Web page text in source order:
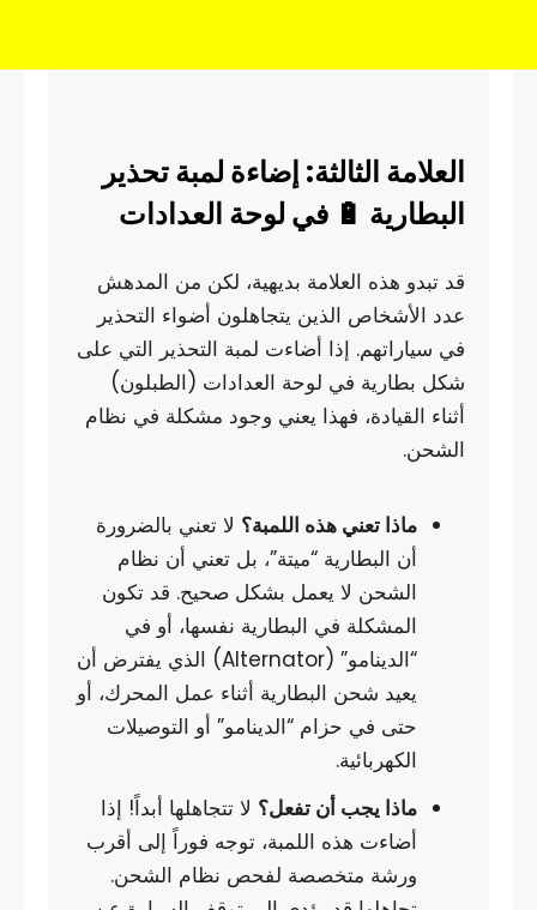
العلامة الثالثة: إضاءة لمبة تحذير
البطارية 🔋 في لوحة العدادات
قد تبدو هذه العلامة بديهية، لكن من المدهش
عدد الأشخاص الذين يتجاهلون أضواء التحذير
في سياراتهم. إذا أضاءت لمبة التحذير التي على
شكل بطارية في لوحة العدادات (الطبلون)
أثناء القيادة، فهذا يعني وجود مشكلة في نظام
الشحن.
ماذا تعني هذه اللمبة؟ لا تعني بالضرورة
أن البطارية “ميتة”، بل تعني أن نظام
الشحن لا يعمل بشكل صحيح. قد تكون
المشكلة في البطارية نفسها، أو في
“الدينامو” (Alternator) الذي يفترض أن
يعيد شحن البطارية أثناء عمل المحرك، أو
حتى في حزام “الدينامو” أو التوصيلات
الكهربائية.
ماذا يجب أن تفعل؟ لا تتجاهلها أبداً! إذا
أضاءت هذه اللمبة، توجه فوراً إلى أقرب
ورشة متخصصة لفحص نظام الشحن.